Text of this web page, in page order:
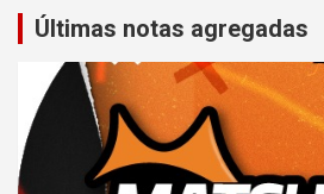
Últimas notas agregadas